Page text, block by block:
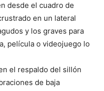
desde el cuadro de
en un lateral
y los graves para
película o videojuego lo
el respaldo del sillón
de baja